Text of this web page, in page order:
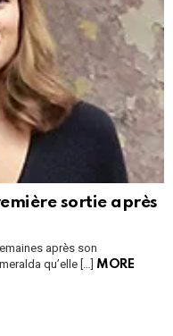
sortie après
après son
qu’elle […] MORE